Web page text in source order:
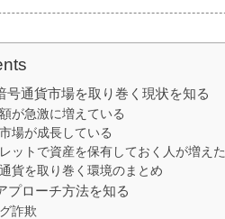
号通貨市場を取り巻く現状を知る
が急激に増えている
場が成長している
ットで資産を保有しておく人が増えた
貨を取り巻く環境のまとめ
プローチ方法を知る
詐欺